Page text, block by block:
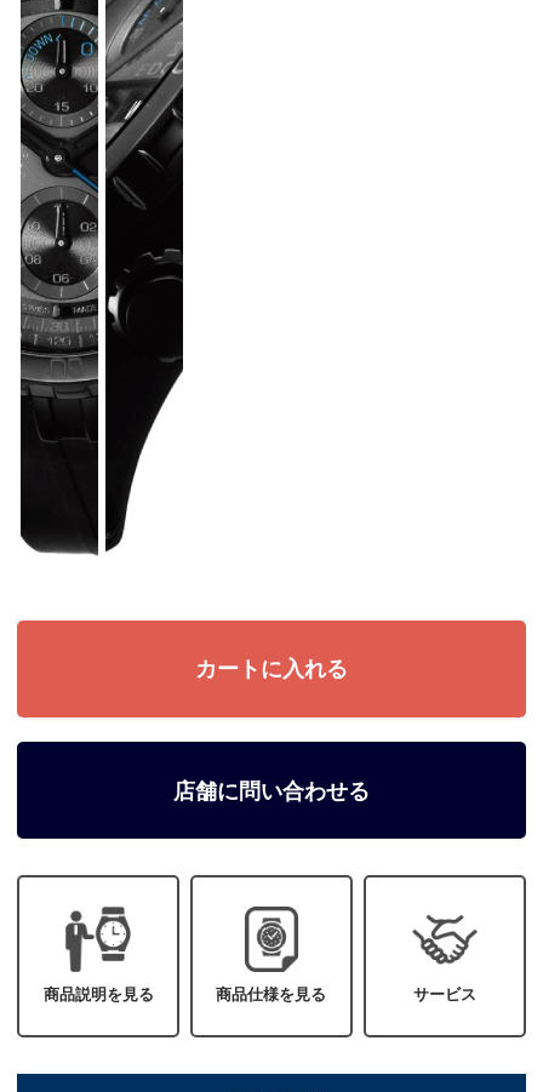
店舗に問い合わせる
商品説明を見る 商品仕様を見る サービス